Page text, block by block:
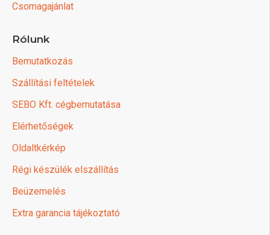
Csomagajánlat
Rólunk
Bemutatkozás
Szállítási feltételek
SEBO Kft. cégbemutatása
Elérhetőségek
Oldaltkérkép
Régi készülék elszállítás
Beüzemelés
Extra garancia tájékoztató